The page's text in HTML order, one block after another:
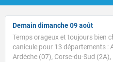
Demain dimanche 09 août
Temps orageux et toujours bien
canicule pour 13 départements :
Ardèche (07), Corse-du-Sud